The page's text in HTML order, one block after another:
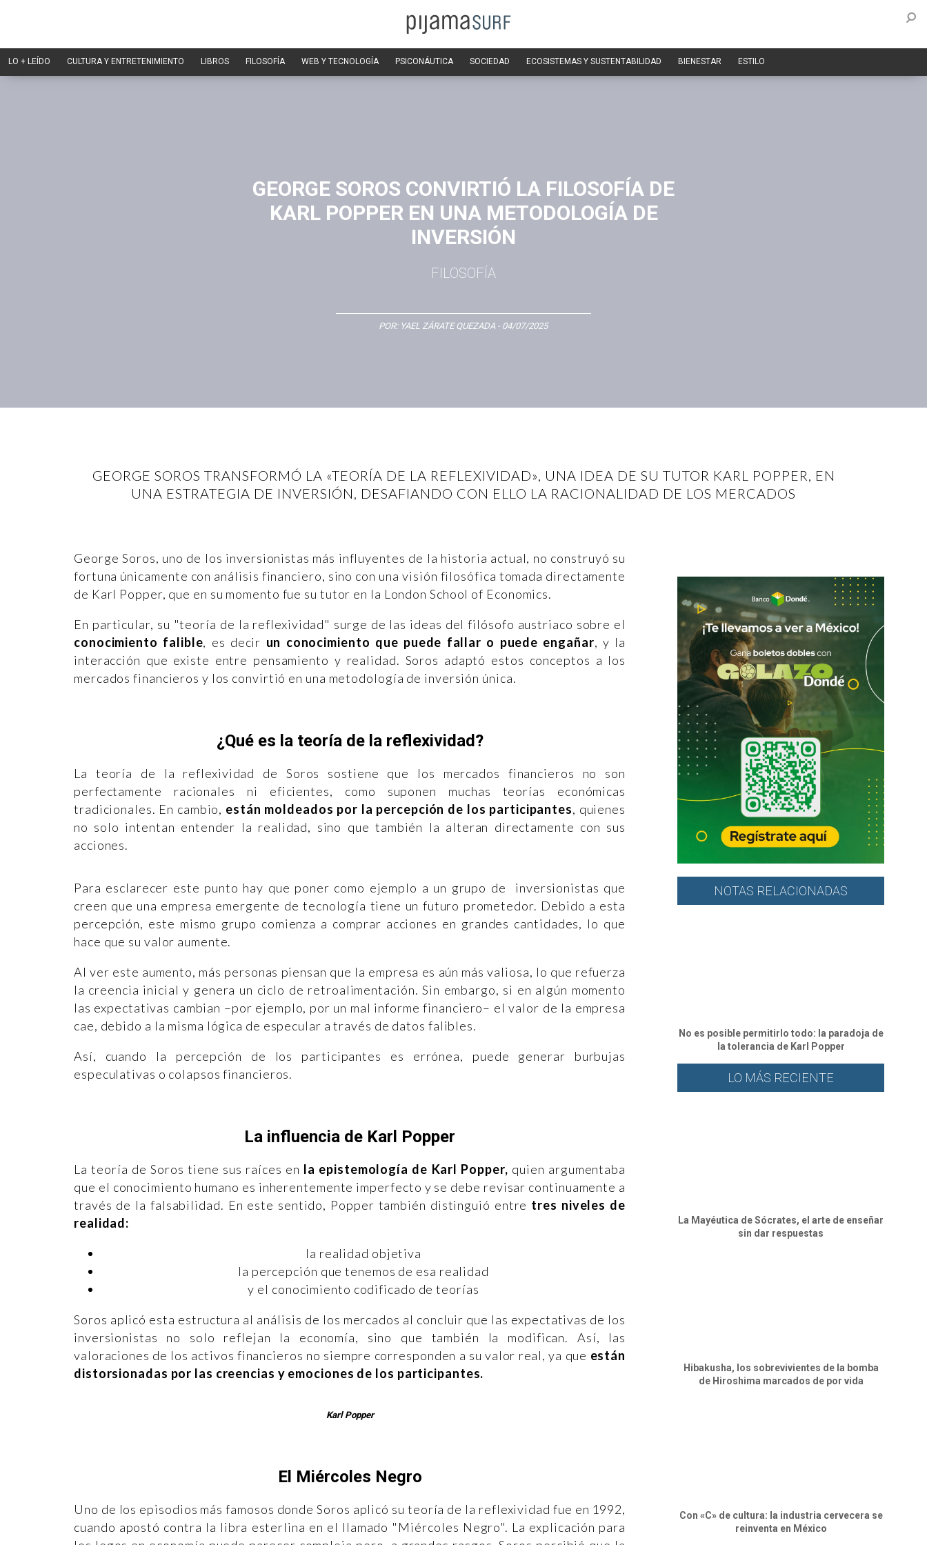
LO + LEÍDO CULTURA Y ENTRETENIMIENTO LIBROS FILOSOFÍA WEB Y TECNOLOGÍA PSICONÁUTICA SOCIEDAD ECOSISTEMAS Y SUSTENTABILIDAD BIENESTAR ESTILO
GEORGE SOROS CONVIRTIÓ LA FILOSOFÍA DE
KARL POPPER EN UNA METODOLOGÍA DE
INVERSIÓN
FILOSOFÍA
POR: YAEL ZÁRATE QUEZADA - 04/07/2025
GEORGE SOROS TRANSFORMÓ LA «TEORÍA DE LA REFLEXIVIDAD», UNA IDEA DE SU TUTOR KARL POPPER, EN
UNA ESTRATEGIA DE INVERSIÓN, DESAFIANDO CON ELLO LA RACIONALIDAD DE LOS MERCADOS
George Soros, uno de los inversionistas más influyentes de la historia actual, no construyó su
fortuna únicamente con análisis financiero, sino con una visión filosófica tomada directamente
de Karl Popper, que en su momento fue su tutor en la London School of Economics.
En particular, su "teoría de la reflexividad" surge de las ideas del filósofo austriaco sobre el
conocimiento falible, es decir un conocimiento que puede fallar o puede engañar, y la
interacción que existe entre pensamiento y realidad. Soros adaptó estos conceptos a los
mercados financieros y los convirtió en una metodología de inversión única.
¿Qué es la teoría de la reflexividad?
La teoría de la reflexividad de Soros sostiene que los mercados financieros no son
perfectamente racionales ni eficientes, como suponen muchas teorías económicas
tradicionales. En cambio, están moldeados por la percepción de los participantes, quienes
no solo intentan entender la realidad, sino que también la alteran directamente con sus
acciones.
Para esclarecer este punto hay que poner como ejemplo a un grupo de inversionistas que
creen que una empresa emergente de tecnología tiene un futuro prometedor. Debido a esta
percepción, este mismo grupo comienza a comprar acciones en grandes cantidades, lo que
hace que su valor aumente.
Al ver este aumento, más personas piensan que la empresa es aún más valiosa, lo que refuerza
la creencia inicial y genera un ciclo de retroalimentación. Sin embargo, si en algún momento
las expectativas cambian –por ejemplo, por un mal informe financiero– el valor de la empresa
cae, debido a la misma lógica de especular a través de datos falibles.
Así, cuando la percepción de los participantes es errónea, puede generar burbujas
especulativas o colapsos financieros.
La influencia de Karl Popper
La teoría de Soros tiene sus raíces en la epistemología de Karl Popper, quien argumentaba
que el conocimiento humano es inherentemente imperfecto y se debe revisar continuamente a
través de la falsabilidad. En este sentido, Popper también distinguió entre tres niveles de
realidad:
la realidad objetiva
la percepción que tenemos de esa realidad
y el conocimiento codificado de teorías
Soros aplicó esta estructura al análisis de los mercados al concluir que las expectativas de los
inversionistas no solo reflejan la economía, sino que también la modifican. Así, las
valoraciones de los activos financieros no siempre corresponden a su valor real, ya que están
distorsionadas por las creencias y emociones de los participantes.
Karl Popper
El Miércoles Negro
Uno de los episodios más famosos donde Soros aplicó su teoría de la reflexividad fue en 1992,
cuando apostó contra la libra esterlina en el llamado "Miércoles Negro". La explicación para
NOTAS RELACIONADAS
No es posible permitirlo todo: la paradoja de
la tolerancia de Karl Popper
LO MÁS RECIENTE
La Mayéutica de Sócrates, el arte de enseñar
sin dar respuestas
Hibakusha, los sobrevivientes de la bomba
de Hiroshima marcados de por vida
Con «C» de cultura: la industria cervecera se
reinventa en México